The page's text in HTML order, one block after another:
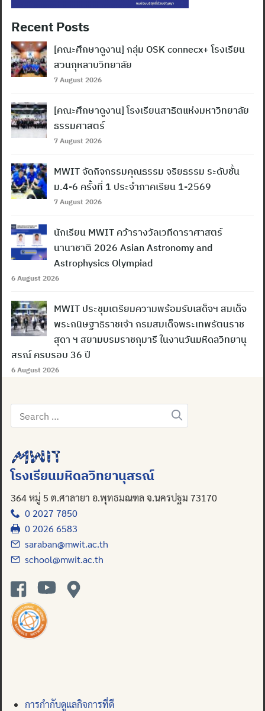
for:
Recent Posts
[คณะศึกษาดูงาน] กลุ่ม OSK connecx+ โรงเรียน
สวนกุหลาบวิทยาลัย
7 August 2026
[คณะศึกษาดูงาน] โรงเรียนสาธิตแห่งมหาวิทยาลัย
ธรรมศาสตร์
7 August 2026
MWIT จัดกิจกรรมคุณธรรม จริยธรรม ระดับชั้น
ม.4-6 ครั้งที่ 1 ประจำภาคเรียน 1-2569
7 August 2026
นักเรียน MWIT คว้ารางวัลเวทีดาราศาสตร์
นานาชาติ 2026 Asian Astronomy and
Astrophysics Olympiad
6 August 2026
MWIT ประชุมเตรียมความพร้อมรับเสด็จฯ สมเด็จ
พระกนิษฐาธิราชเจ้า กรมสมเด็จพระเทพรัตนราช
สุดา ฯ สยามบรมราชกุมารี ในงานวันมหิดลวิทยานุ
สรณ์ ครบรอบ 36 ปี
6 August 2026
Search
for:
โรงเรียนมหิดลวิทยานุสรณ์
364 หมู่ 5 ต.ศาลายา อ.พุทธมณฑล จ.นครปฐม 73170
0 2027 7850
0 2026 6583
saraban@mwit.ac.th
school@mwit.ac.th
การกำกับดูแลกิจการที่ดี